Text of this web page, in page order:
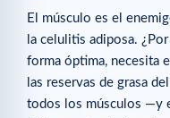
El músculo es el
la celulitis adiposa.
forma óptima, necesita
las reservas de grasa
todos los músculos —y